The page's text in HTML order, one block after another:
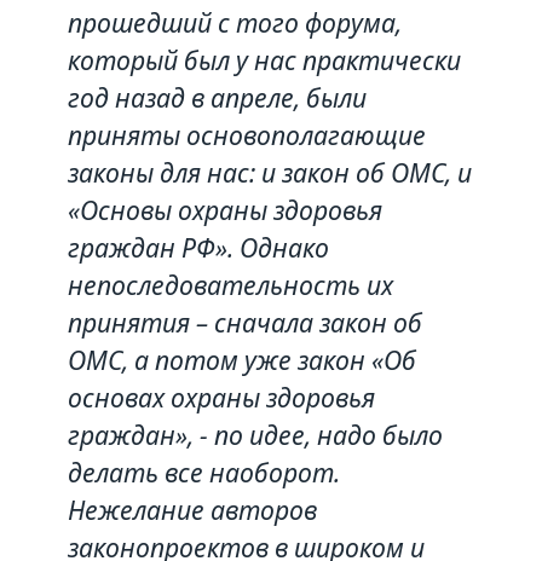
прошедший с того форума,
который был у нас практически
год назад в апреле, были
приняты основополагающие
законы для нас: и закон об ОМС, и
«Основы охраны здоровья
граждан РФ». Однако
непоследовательность их
принятия – сначала закон об
ОМС, а потом уже закон «Об
основах охраны здоровья
граждан», - по идее, надо было
делать все наоборот.
Нежелание авторов
законопроектов в широком и